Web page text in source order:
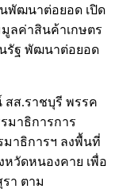
พัฒนาต่อยอด เปิด
มูลค่าสินค้าเกษตร
นรัฐ พัฒนาต่อยอด
สส.ราชบุรี พรรค
มาธิการการ
าธิการฯ ลงพื้นที่
หวัดหนองคาย เพื่อ
า ตาม